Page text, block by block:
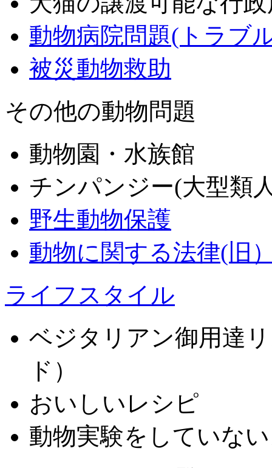
動物病院問題(トラブ
被災動物救助
その他の動物問題
動物園・水族館
チンパンジー(大型類
野生動物保護
動物に関する法律(旧
ライフスタイル
ベジタリアン御用達
ド）
おいしいレシピ
動物実験をしていな